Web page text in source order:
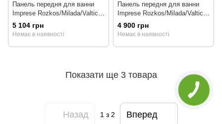
Панель передня для ванни
Imprese Rozkos/Milada/Valtice
New 150 (b076000150)
5 104 грн
Немає в наявності
Панель передня для ванни
Imprese Rozkos/Milada/Valtice
New 160 (b076000160)
4 900 грн
Немає в наявності
Показати ще 3 товара
Назад 1з 2 Вперед